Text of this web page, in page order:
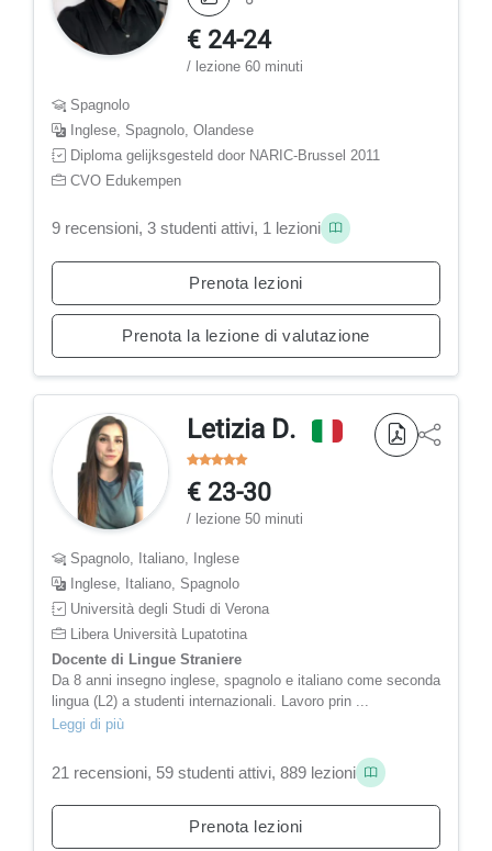
€ 24-24
/ lezione 60 minuti
Spagnolo
Inglese, Spagnolo, Olandese
Diploma gelijksgesteld door NARIC-Brussel 2011
CVO Edukempen
9 recensioni, 3 studenti attivi, 1 lezioni
Prenota lezioni
Prenota la lezione di valutazione
Letizia D.
€ 23-30
/ lezione 50 minuti
Spagnolo, Italiano, Inglese
Inglese, Italiano, Spagnolo
Università degli Studi di Verona
Libera Università Lupatotina
Docente di Lingue Straniere
Da 8 anni insegno inglese, spagnolo e italiano come seconda
lingua (L2) a studenti internazionali. Lavoro prin ...
Leggi di più
21 recensioni, 59 studenti attivi, 889 lezioni
Prenota lezioni